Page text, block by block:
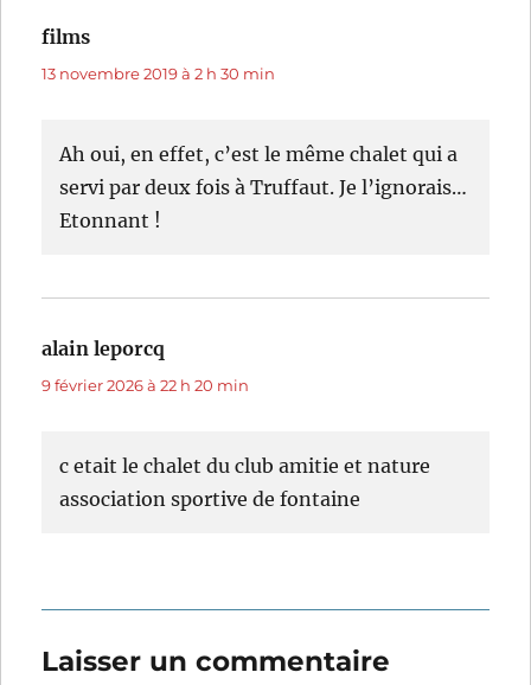
films
13 novembre 2019 à 2 h 30 min
Ah oui, en effet, c’est le même chalet qui a
servi par deux fois à Truffaut. Je l’ignorais…
Etonnant !
alain leporcq
9 février 2026 à 22 h 20 min
c etait le chalet du club amitie et nature
association sportive de fontaine
Laisser un commentaire